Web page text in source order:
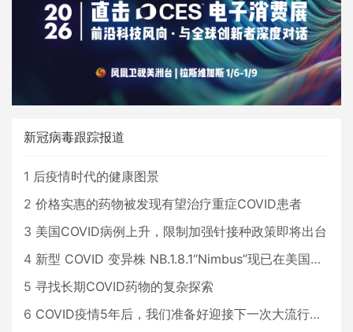
新冠病毒跟踪报道
1 后疫情时代的健康图景
2 价格实惠的药物被发现有望治疗重症COVID患者
3 美国COVID病例上升，限制加强针接种政策即将出台
4 新型 COVID 变异株 NB.1.8.1“Nimbus”现已在美国占据主导地位
5 寻找长期COVID药物的复杂探索
6 COVID疫情5年后，我们准备好迎接下一次大流行了吗？